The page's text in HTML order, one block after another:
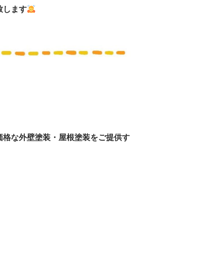
します
な外壁塗装・ 屋根塗装をご提供す